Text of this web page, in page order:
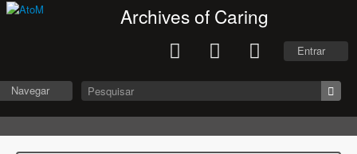
Archives of Caring
Entrar
Navegar